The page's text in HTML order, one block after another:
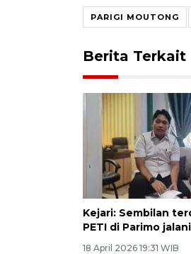
PARIGI MOUTONG
Berita Terkait
Kejari: Sembilan
PETI di Parimo
18 April 2026 19:31 WIB